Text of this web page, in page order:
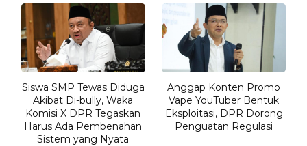
Siswa SMP Tewas Diduga
Akibat Di-bully, Waka
Komisi X DPR Tegaskan
Harus Ada Pembenahan
Sistem yang Nyata
Anggap Konten Promo
Vape YouTuber Bentuk
Eksploitasi, DPR Dorong
Penguatan Regulasi